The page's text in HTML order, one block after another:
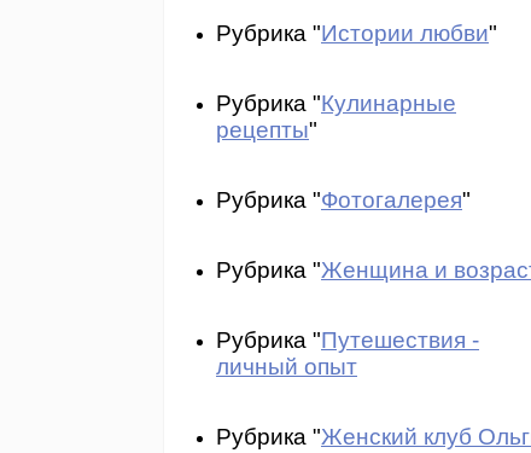
Рубрика "Истории любви"
Рубрика "Кулинарные
рецепты"
Рубрика "Фотогалерея"
Рубрика "Женщина и
Рубрика "Путешествия -
личный опыт
Рубрика "Женский клуб